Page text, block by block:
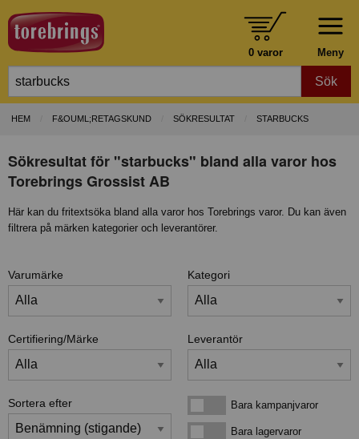
Meny
0 varor
Sök
HEM F&OUML;RETAGSKUND SÖKRESULTAT STARBUCKS
Sökresultat för "starbucks" bland alla varor hos
Torebrings Grossist AB
Här kan du fritextsöka bland alla varor hos Torebrings varor. Du kan även
filtrera på märken kategorier och leverantörer.
Varumärke Kategori
Certifiering/Märke Leverantör
Sortera efter Bara kampanjvarorBara kampanjvaror
Bara lagervarorBara lagervaror